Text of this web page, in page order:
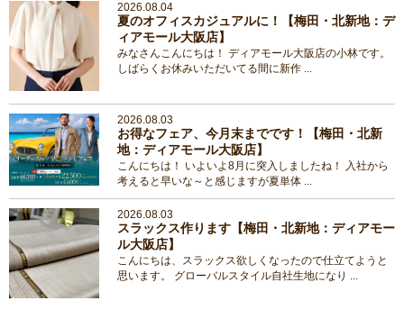
2026.08.04
夏のオフィスカジュアルに！【梅田・北新地：デ
ィアモール大阪店】
みなさんこんにちは！ ディアモール大阪店の小林です。
しばらくお休みいただいてる間に新作 ...
2026.08.03
お得なフェア、今月末までです！【梅田・北新
地：ディアモール大阪店】
こんにちは！ いよいよ8月に突入しましたね！ 入社から
考えると早いな～と感じますが夏単体 ...
2026.08.03
スラックス作ります【梅田・北新地：ディアモー
ル大阪店】
こんにちは、スラックス欲しくなったので仕立てようと
思います。 グローバルスタイル自社生地になり ...